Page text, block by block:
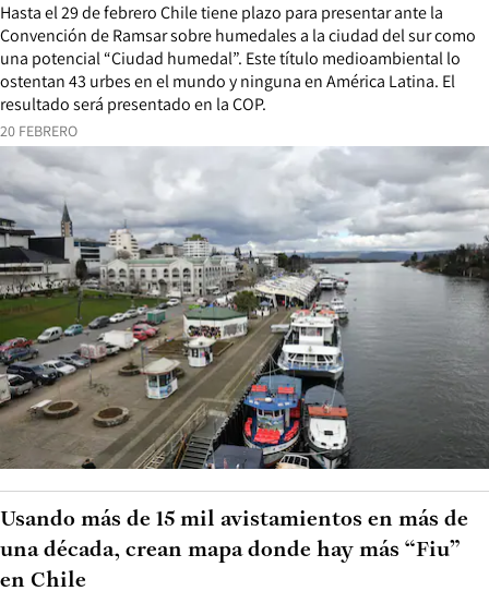
20 FEBRERO
Hasta el 29 de febrero Chile tiene plazo para presentar ante la
Convención de Ramsar sobre humedales a la ciudad del sur como
una potencial “Ciudad humedal”. Este título medioambiental lo
ostentan 43 urbes en el mundo y ninguna en América Latina. El
resultado será presentado en la COP.
Usando más de 15 mil avistamientos en más de
una década, crean mapa donde hay más “Fiu”
en Chile